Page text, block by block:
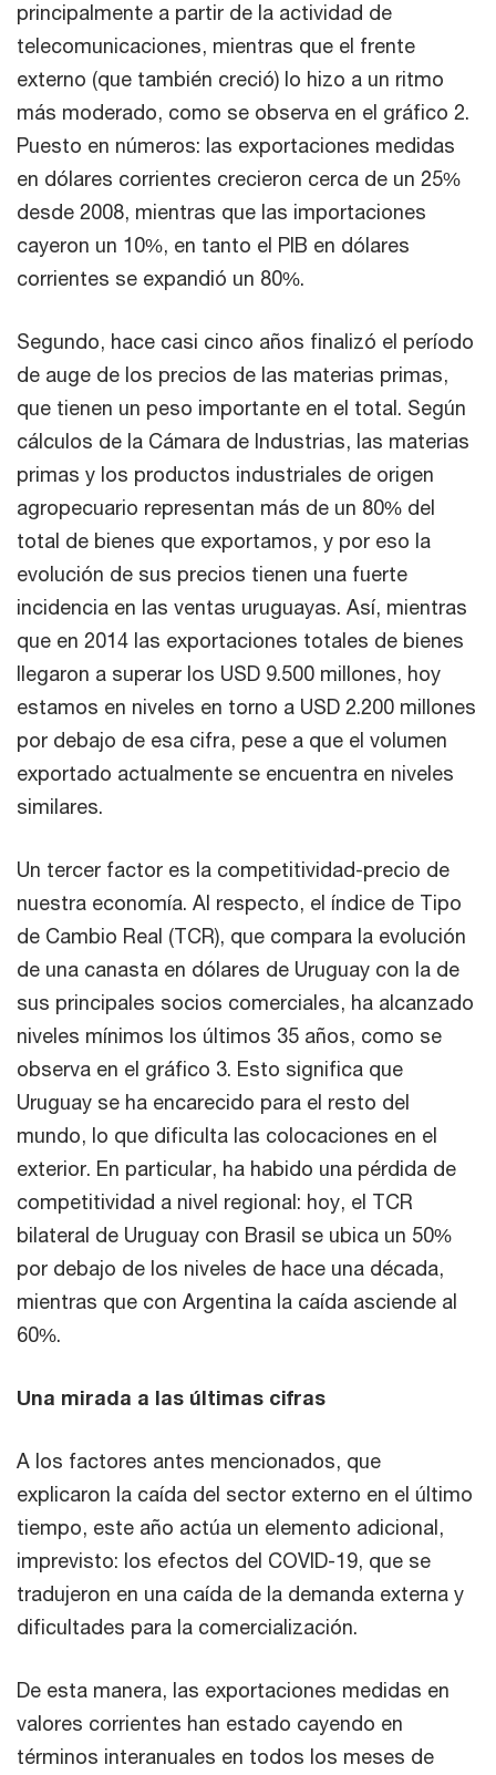
principalmente a partir de la actividad de
telecomunicaciones, mientras que el frente
externo (que también creció) lo hizo a un ritmo
más moderado, como se observa en el gráfico 2.
Puesto en números: las exportaciones medidas
en dólares corrientes crecieron cerca de un 25%
desde 2008, mientras que las importaciones
cayeron un 10%, en tanto el PIB en dólares
corrientes se expandió un 80%.
Segundo, hace casi cinco años finalizó el período
de auge de los precios de las materias primas,
que tienen un peso importante en el total. Según
cálculos de la Cámara de Industrias, las materias
primas y los productos industriales de origen
agropecuario representan más de un 80% del
total de bienes que exportamos, y por eso la
evolución de sus precios tienen una fuerte
incidencia en las ventas uruguayas. Así, mientras
que en 2014 las exportaciones totales de bienes
llegaron a superar los USD 9.500 millones, hoy
estamos en niveles en torno a USD 2.200 millones
por debajo de esa cifra, pese a que el volumen
exportado actualmente se encuentra en niveles
similares.
Un tercer factor es la competitividad-precio de
nuestra economía. Al respecto, el índice de Tipo
de Cambio Real (TCR), que compara la evolución
de una canasta en dólares de Uruguay con la de
sus principales socios comerciales, ha alcanzado
niveles mínimos los últimos 35 años, como se
observa en el gráfico 3. Esto significa que
Uruguay se ha encarecido para el resto del
mundo, lo que dificulta las colocaciones en el
exterior. En particular, ha habido una pérdida de
competitividad a nivel regional: hoy, el TCR
bilateral de Uruguay con Brasil se ubica un 50%
por debajo de los niveles de hace una década,
mientras que con Argentina la caída asciende al
60%.
Una mirada a las últimas cifras
A los factores antes mencionados, que
explicaron la caída del sector externo en el último
tiempo, este año actúa un elemento adicional,
imprevisto: los efectos del COVID-19, que se
tradujeron en una caída de la demanda externa y
dificultades para la comercialización.
De esta manera, las exportaciones medidas en
valores corrientes han estado cayendo en
términos interanuales en todos los meses de